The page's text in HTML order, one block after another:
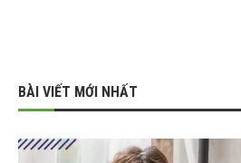
BÀI VIẾT MỚI NHẤT